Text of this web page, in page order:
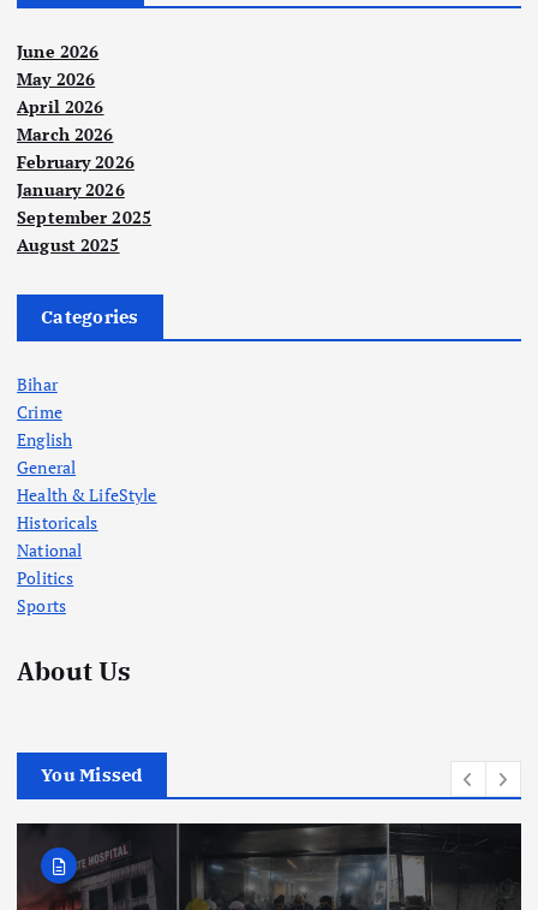
June 2026
May 2026
April 2026
March 2026
February 2026
January 2026
September 2025
August 2025
Categories
Bihar
Crime
English
General
Health & LifeStyle
Historicals
National
Politics
Sports
About Us
You Missed